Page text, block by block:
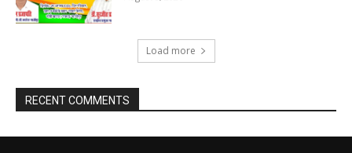
Load more
RECENT COMMENTS